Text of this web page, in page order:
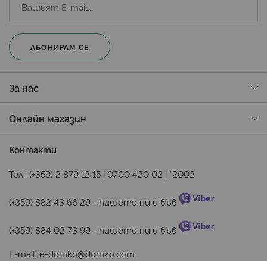
АБОНИРАМ СЕ
За нас
Онлайн магазин
Контакти
Тел.: (+359) 2 879 12 15 | 0700 420 02 | *2002
(+359) 882 43 66 29 - пишете ни и във
(+359) 884 02 73 99 - пишете ни и във
E-mail: e-domko@domko.com